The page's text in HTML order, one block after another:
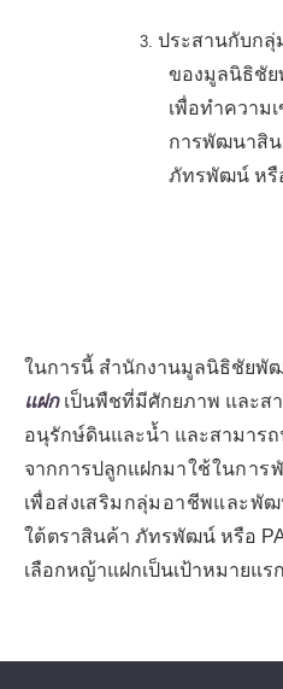
3. ประสานกับกลุ่
ของมูลนิธิชัย
เพื่อทำความ
การพัฒนาสิ
ภัทรพัฒน์ หรื
ในการนี้ สำนักงานมูลนิธิชัยพั
แฝกเป็นพืชที่มีศักยภาพ และส
อนุรักษ์ดินและน้ำ และสามาร
จากการปลูกแฝกมาใช้ในการ
เพื่อส่งเสริมกลุ่มอาชีพและพั
ใต้ตราสินค้า ภัทรพัฒน์ หรือ
เลือกหญ้าแฝกเป็นเป้าหมายแร